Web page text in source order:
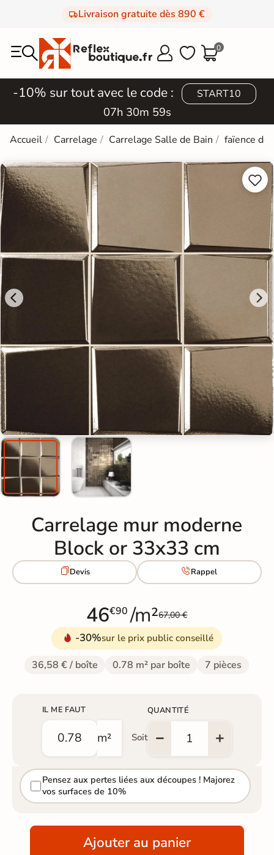
Livraison gratuite dès 890 €
  0
-10% sur tout avec le code : START10
07h 30m 58s
Accueil Carrelage Carrelage Salle de Bain faïence


Carrelage mur moderne
Block or 33x33 cm
Devis Rappel
46€90 /m²67,00 €
-30%sur le prix public conseillé
36,58 € / boîte 0.78 m² par boîte 7 pièces
IL ME FAUT
m² Soit
QUANTITÉ
Pensez aux pertes liées aux découpes ! Majorez
vos surfaces de 10%
Ajouter au panier